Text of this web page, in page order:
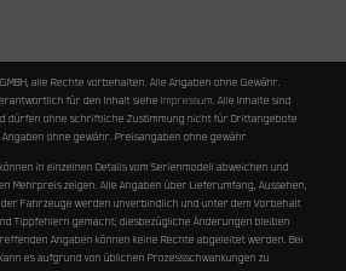
alle Rechte vorbehalten. Alle Angaben ohne Gewähr.
für den Inhalt siehe Impressum. Alle Inhalte sind
dürfen ohne schriftliche Zustimmung nicht für Drittangebote
ohne gewähr. Preisangaben ohne gewähr
in einzelnen Details vom Serienmodell abweichen und
Mehrpreis zeigen. Alle Angaben über Lieferumfang, Aussehen,
der Fahrzeuge werden unverbindlich und unter dem Vorbehalt
Tippfehlern gemacht; diesbezügliche Änderungen bleiben
Angaben können keine Rechte abgeleitet werden. Bei
es aufgrund von üblichen Prozessschwankungen zu